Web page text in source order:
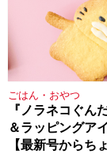
ごはん・おやつ
『ノラネコぐん
＆ラッピングア
【最新号からち